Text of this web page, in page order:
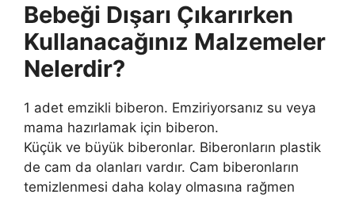
Bebeği Dışarı Çıkarırken
Kullanacağınız Malzemeler
Nelerdir?
1 adet emzikli biberon. Emziriyorsanız su veya
mama hazırlamak için biberon.
Küçük ve büyük biberonlar. Biberonların plastik
de cam da olanları vardır. Cam biberonların
temizlenmesi daha kolay olmasına rağmen